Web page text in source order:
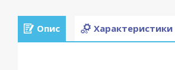
Опис Характеристики